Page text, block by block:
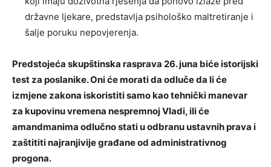
državne ljekare, predstavlja psihološko maltretiranje i
šalje poruku nepovjerenja.
Predstojeća skupštinska rasprava 26. juna biće istorijski
test za poslanike. Oni će morati da odluče da li će
izmjene zakona iskoristiti samo kao tehnički manevar
za kupovinu vremena nespremnoj Vladi, ili će
amandmanima odlučno stati u odbranu ustavnih prava i
zaštititi najranjivije građane od administrativnog
progona.